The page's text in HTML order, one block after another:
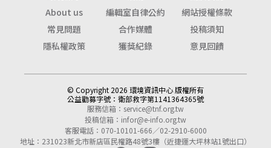
About us
編輯室自律公約
網站授權條款
常見問題
合作媒體
投稿須知
隱私權政策
獲獎紀錄 意見回饋
© Copyright 2026 環境資訊中心 版權所有
公益勸募字號： 衛部救字第1141364365號
服務信箱： service@tnf.org.tw
投稿信箱： infor@e-info.org.tw
客服電話：070-10101-666／02-2910-6000
地址：231023新北市新店區民權路48號3樓（近捷運大坪林站1號出口）